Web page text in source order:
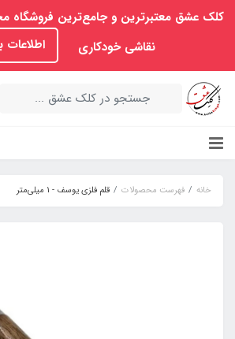
کلک عشق معتبرترین و جامع‌ترین فروشگاه
نقاشی خودکاری
اطلاعات
خانه فهرست محصولات قلم فلزی یوسف - 1 میلی‌متر